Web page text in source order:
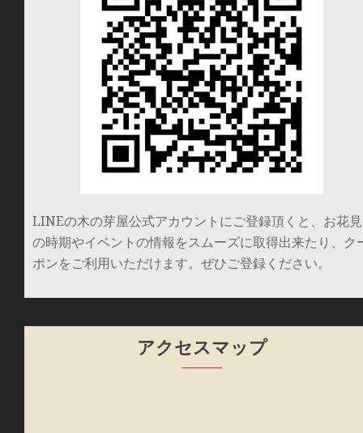
LINEの木の芽屋公式アカウントにご登録頂くと、お花見
の時期やイベントの情報をスムーズに取得出来たり、ク
ポンをご利用いただけます。ぜひご登録ください。
アクセスマップ